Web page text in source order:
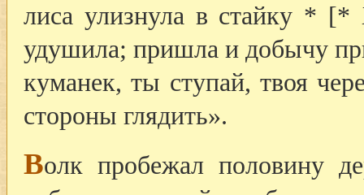
лиса улизнула в стайку *
удушила; пришла и добычу
куманек, ты ступай, твоя
стороны глядить».
Волк пробежал половину